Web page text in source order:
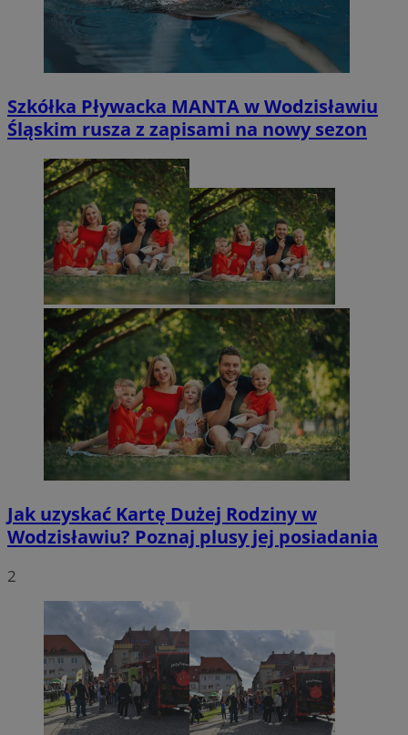
Szkółka Pływacka MANTA w Wodzisławiu
Śląskim rusza z zapisami na nowy sezon
Jak uzyskać Kartę Dużej Rodziny w
Wodzisławiu? Poznaj plusy jej posiadania
2